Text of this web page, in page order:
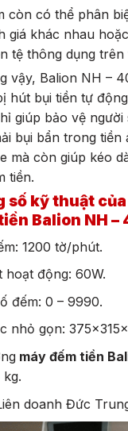
còn có thể phân
giá khác nhau
tệ thông dụng trên
vậy, Balion NH –
hút bụi tiền tự
giúp bảo vệ người
bụi bẩn trong tiền
mà còn giúp kéo
tiền.
số kỹ thuật của
Balion NH –
1200 tờ/phút.
hoạt động: 60W.
đếm: 0 – 9990.
nhỏ gọn:
máy đếm tiền
kg.
doanh Đức